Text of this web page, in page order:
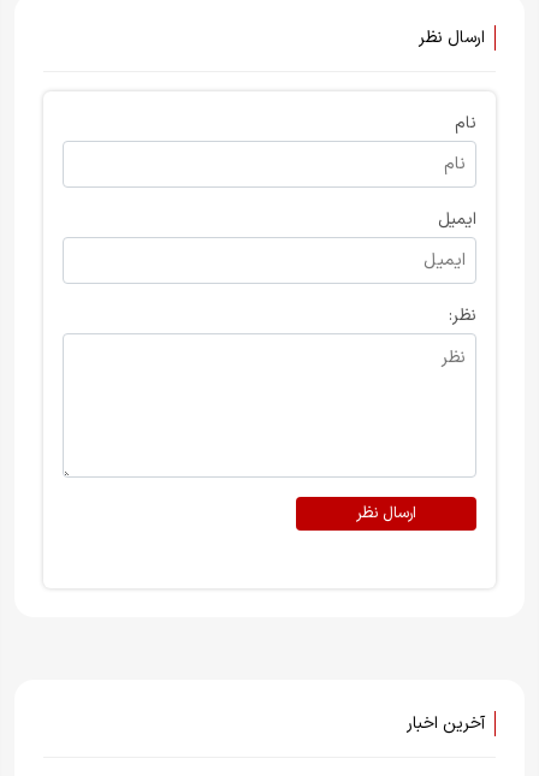
ارسال نظر
نام
ایمیل
نظر:
ارسال نظر
آخرین اخبار